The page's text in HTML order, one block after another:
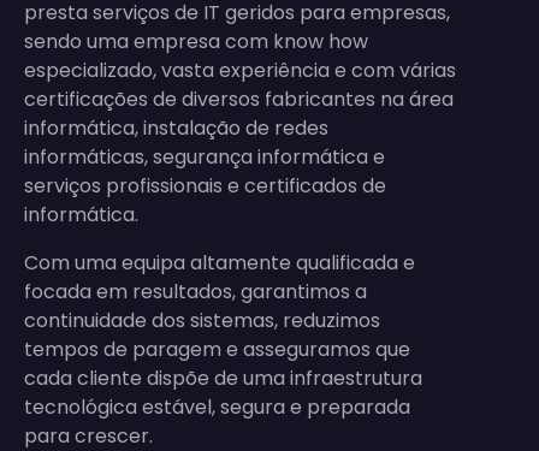
presta serviços de IT geridos para empresas,
sendo uma empresa com know how
especializado, vasta experiência e com várias
certificações de diversos fabricantes na área
informática, instalação de redes
informáticas, segurança informática e
serviços profissionais e certificados de
informática.
Com uma equipa altamente qualificada e
focada em resultados, garantimos a
continuidade dos sistemas, reduzimos
tempos de paragem e asseguramos que
cada cliente dispõe de uma infraestrutura
tecnológica estável, segura e preparada
para crescer.